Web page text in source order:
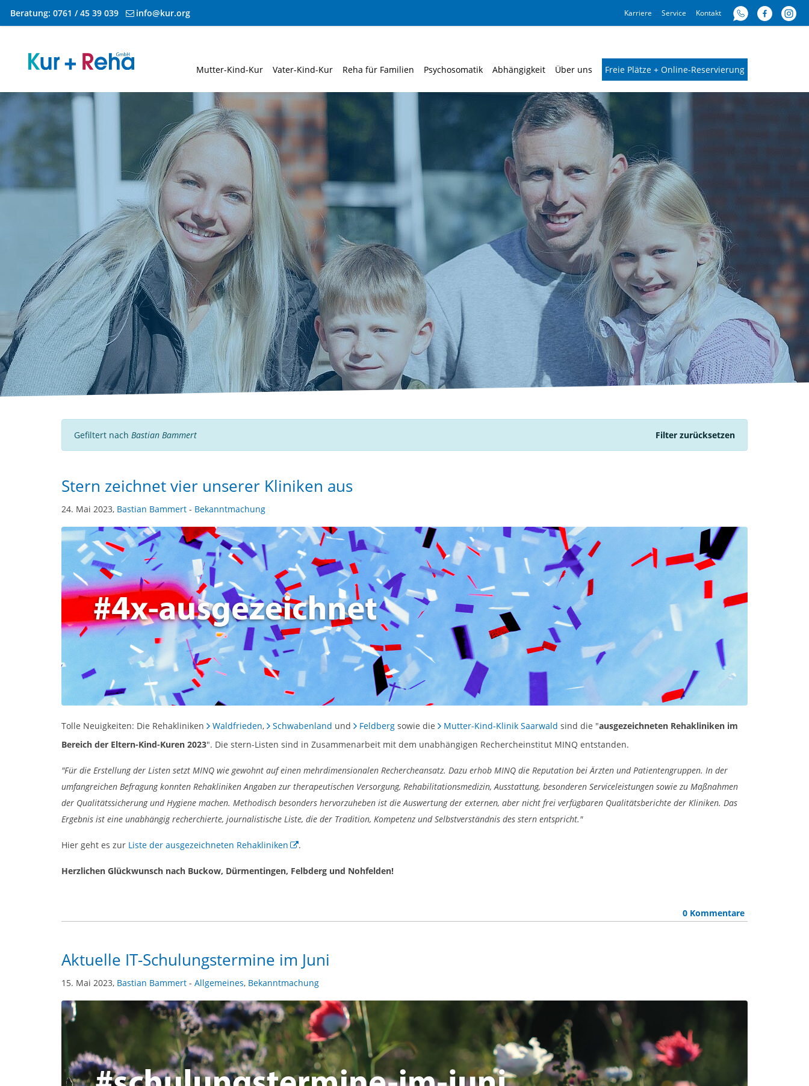
Beratung: 0761 / 45 39 039 info@kur.org Karriere Service Kontakt
Mutter-Kind-Kur Vater-Kind-Kur Reha für Familien Psychosomatik Abhängigkeit Über uns Freie Plätze + Online-Reservierung
Gefiltert nach Bastian Bammert Filter zurücksetzen
Stern zeichnet vier unserer Kliniken aus
24. Mai 2023, Bastian Bammert - Bekanntmachung
Tolle Neuigkeiten: Die Rehakliniken Waldfrieden, Schwabenland und Feldberg sowie die Mutter-Kind-Klinik Saarwald sind die "ausgezeichneten Rehakliniken im
Bereich der Eltern-Kind-Kuren 2023". Die stern-Listen sind in Zusammenarbeit mit dem unabhängigen Rechercheinstitut MINQ entstanden.
"Für die Erstellung der Listen setzt MINQ wie gewohnt auf einen mehrdimensionalen Rechercheansatz. Dazu erhob MINQ die Reputation bei Ärzten und Patientengruppen. In der
umfangreichen Befragung konnten Rehakliniken Angaben zur therapeutischen Versorgung, Rehabilitationsmedizin, Ausstattung, besonderen Serviceleistungen sowie zu Maßnahmen
der Qualitätssicherung und Hygiene machen. Methodisch besonders hervorzuheben ist die Auswertung der externen, aber nicht frei verfügbaren Qualitätsberichte der Kliniken. Das
Ergebnis ist eine unabhängig recherchierte, journalistische Liste, die der Tradition, Kompetenz und Selbstverständnis des stern entspricht."
Hier geht es zur Liste der ausgezeichneten Rehakliniken .
Herzlichen Glückwunsch nach Buckow, Dürmentingen, Felbderg und Nohfelden!
0 Kommentare
Aktuelle IT-Schulungstermine im Juni
15. Mai 2023, Bastian Bammert - Allgemeines, Bekanntmachung